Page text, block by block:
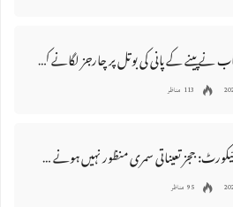
وزیراعلیٰ پنجاب نے پینے کے پانی کی بوتل پر چارجز لگانے کی تجویز مستر دکر دی
113 مناظر
اسلام آباد ہائیکورٹ: ججز تعیناتی سمری منظور نہیں‌ ہونے کے خٌلاف فیصلہ محفوظ
95 مناظر